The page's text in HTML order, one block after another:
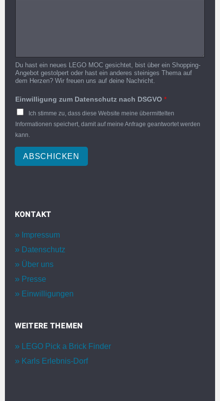
Du hast ein neues LEGO MOC gesichtet, bist über ein Shopping-
Angebot gestolpert oder hast ein anderes steiniges Thema auf
dem Herzen? Wir freuen uns auf deine Nachricht.
Einwilligung zum Datenschutz nach DSGVO *
Ich stimme zu, dass diese Website meine übermittelten
Informationen speichert, damit auf meine Anfrage geantwortet werden
kann.
ABSCHICKEN
KONTAKT
Impressum
Datenschutz
Über uns
Presse
Einwilligungen
WEITERE THEMEN
LEGO Pick a Brick Finder
Karls Erlebnis-Dorf